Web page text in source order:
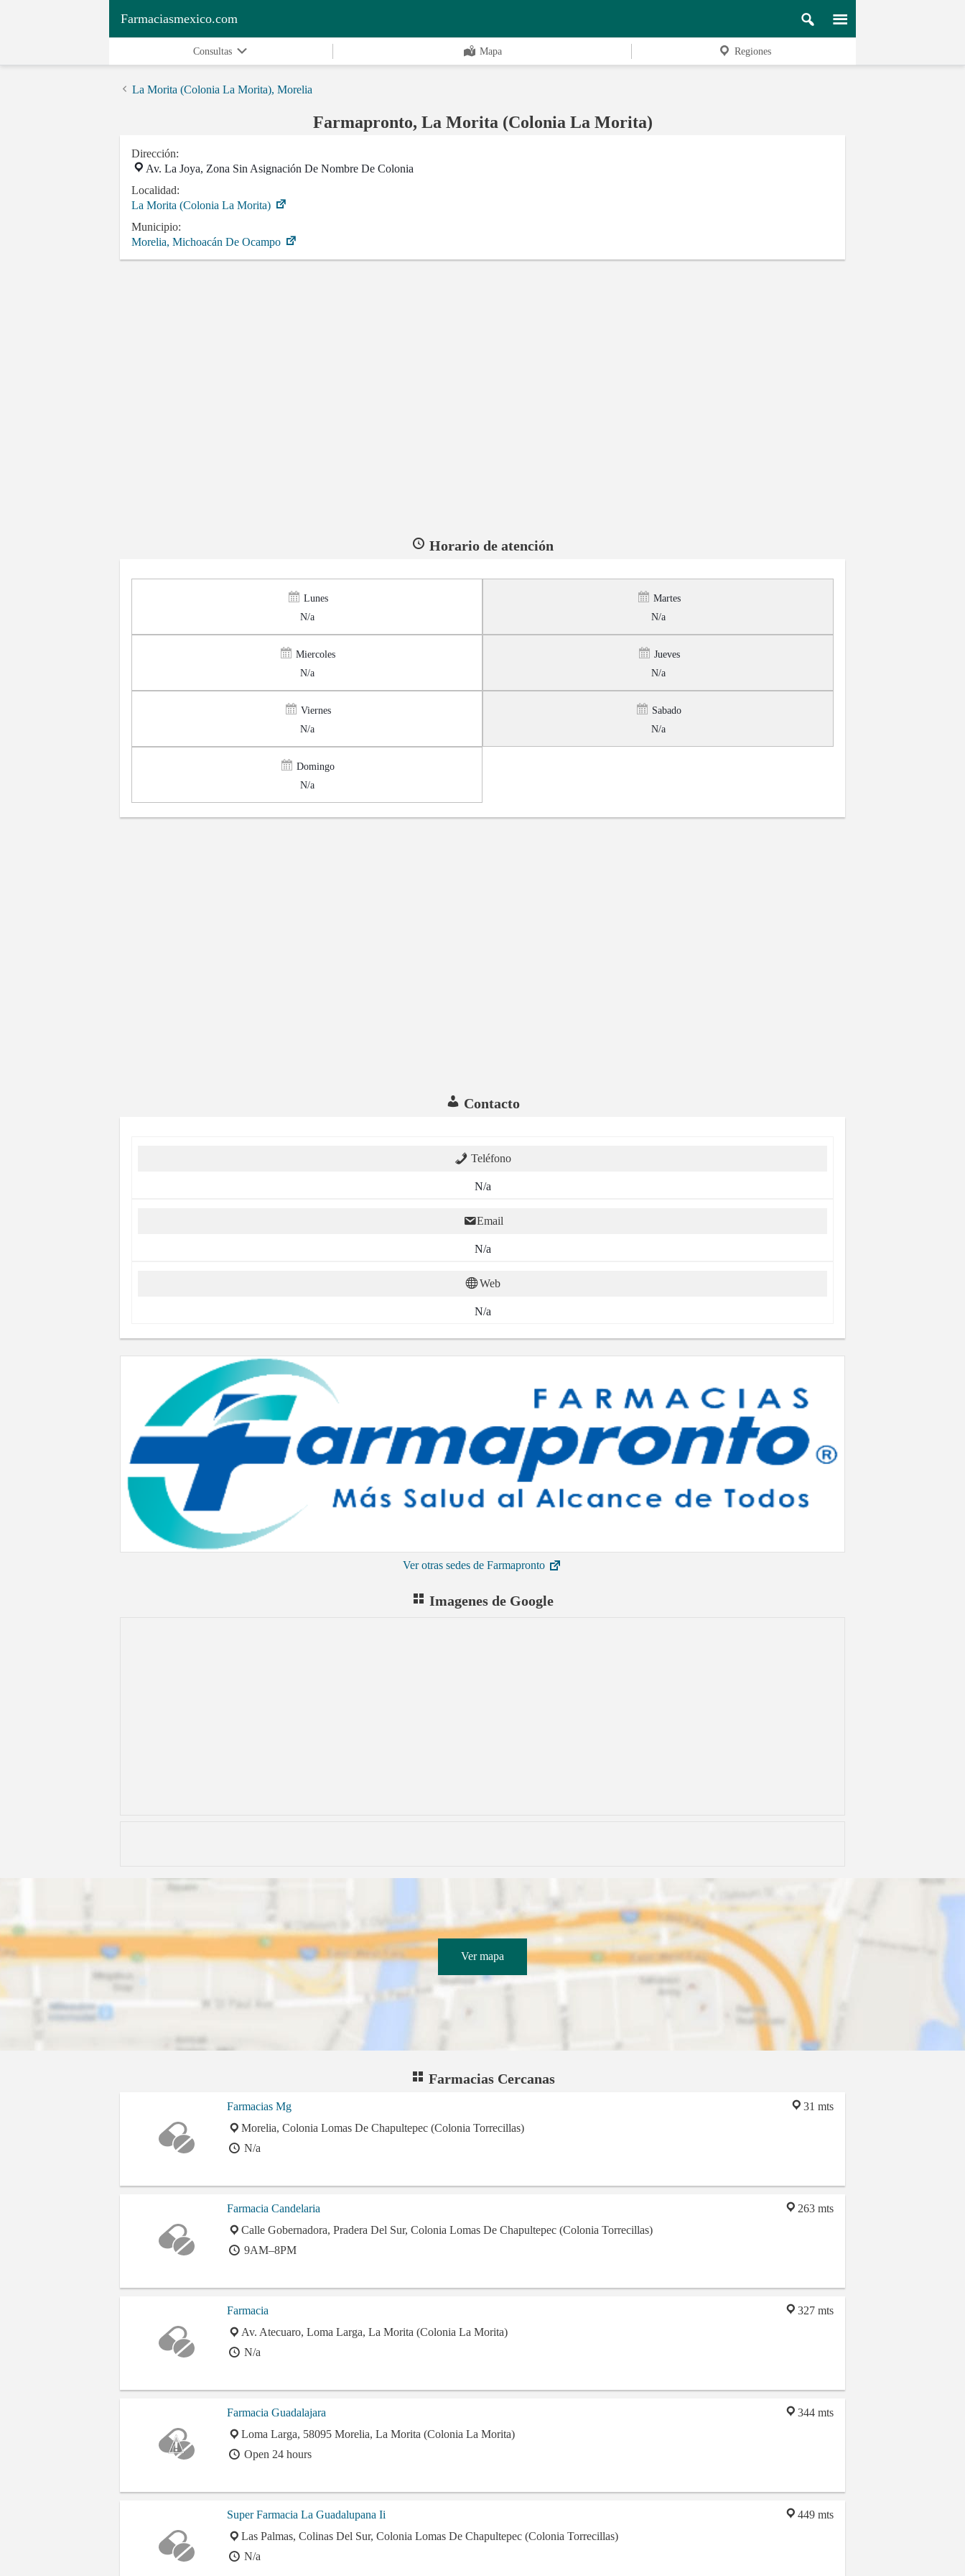
Farmaciasmexico.com
Consultas Mapa Regiones
La Morita (Colonia La Morita), Morelia
Farmapronto, La Morita (Colonia La Morita)
Dirección:
Av. La Joya, Zona Sin Asignación De Nombre De Colonia
Localidad:
La Morita (Colonia La Morita)
Municipio:
Morelia, Michoacán De Ocampo
Horario de atención
Lunes
N/a
Martes
N/a
Miercoles
N/a
Jueves
N/a
Viernes
N/a
Sabado
N/a
Domingo
N/a
Contacto
Teléfono
N/a
Email
N/a
Web
N/a
Ver otras sedes de Farmapronto
Imagenes de Google
Ver mapa
Farmacias Cercanas
31 mts
Farmacias Mg
Morelia, Colonia Lomas De Chapultepec (Colonia Torrecillas)
N/a
263 mts
Farmacia Candelaria
Calle Gobernadora, Pradera Del Sur, Colonia Lomas De Chapultepec (Colonia Torrecillas)
9AM–8PM
327 mts
Farmacia
Av. Atecuaro, Loma Larga, La Morita (Colonia La Morita)
N/a
344 mts
Farmacia Guadalajara
Loma Larga, 58095 Morelia, La Morita (Colonia La Morita)
Open 24 hours
449 mts
Super Farmacia La Guadalupana Ii
Las Palmas, Colinas Del Sur, Colonia Lomas De Chapultepec (Colonia Torrecillas)
N/a